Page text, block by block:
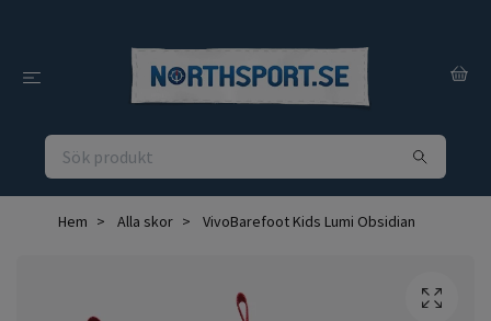
Hem Alla skor VivoBarefoot Kids Lumi Obsidian